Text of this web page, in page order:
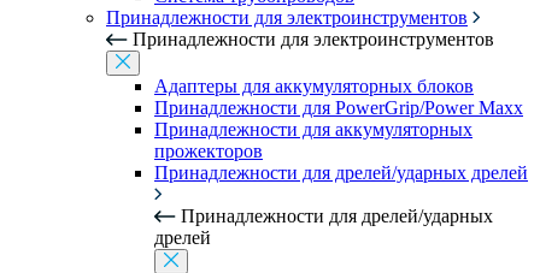
Принадлежности для электроинструментов
Принадлежности для электроинструментов
Адаптеры для аккумуляторных блоков
Принадлежности для PowerGrip/Power Maxx
Принадлежности для аккумуляторных
прожекторов
Принадлежности для дрелей/ударных дрелей
Принадлежности для дрелей/ударных
дрелей